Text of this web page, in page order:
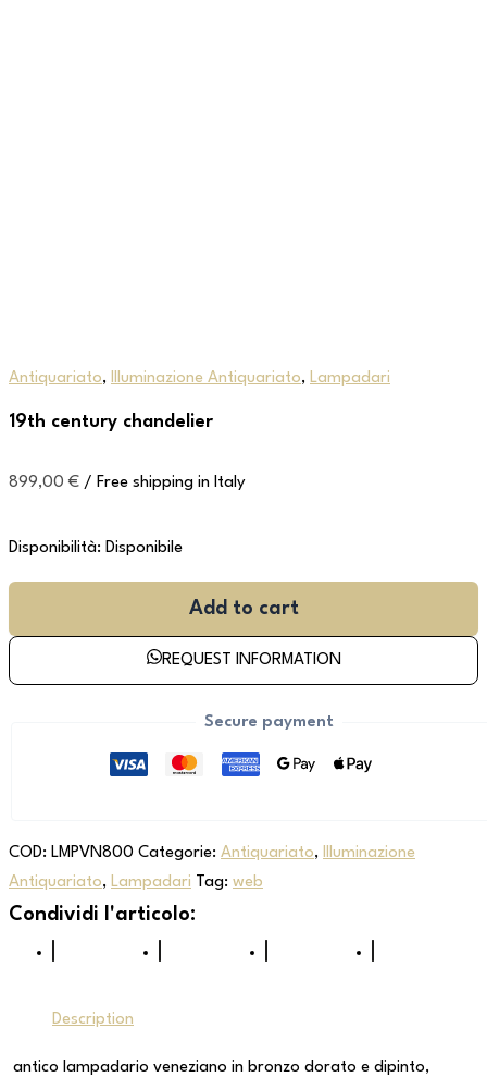
Antiquariato, Illuminazione Antiquariato, Lampadari
19th century chandelier
899,00 € / Free shipping in Italy
Disponibilità: Disponibile
Add to cart
REQUEST INFORMATION
Secure payment
COD: LMPVN800 Categorie: Antiquariato, Illuminazione
Antiquariato, Lampadari Tag: web
Description
antico lampadario veneziano in bronzo dorato e dipinto,